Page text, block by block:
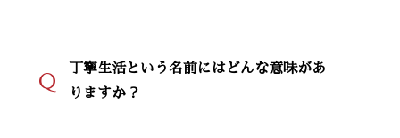
Q
丁寧生活という名前にはどんな意味があ
りますか？